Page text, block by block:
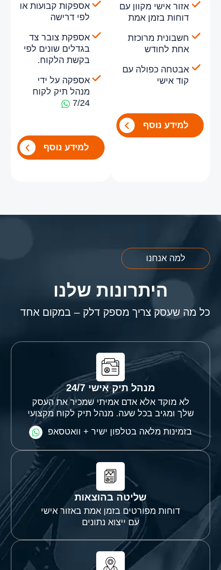
אזור אישי מקוון עם
דוחות בזמן אמת
חשבונית מרוכזת
אחת לחודש
אבטחה כפולה עם
קוד אישי
למידע נוסף
אספקות קבועות או
לפי דרישה
אספקת צובר צד
בגדלים שונים לפי
בקשת הלקוח.
אספקה על ידי
מנהל תיק לקוח
7/24
למידע נוסף
למה אנחנו
היתרונות שלנו
כל מה שעסק צריך מספק דלק – במקום אחד
מנהל תיק אישי 24/7
לא מוקד אלא אדם אמיתי שמכיר את העסק
שלך ומגיב בכל שעה. מנהל תיק לקוח מקצועי
בזמינות מלאה בטלפון ישיר + וואטסאפ
שליטה בהוצאות
דוחות מפורטים בזמן אמת באזור אישי
עם ייצוא נתונים